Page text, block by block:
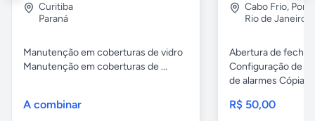
Curitiba
Paraná
Manutenção em coberturas de vidro
Manutenção em coberturas de ...
A combinar
Cabo Frio,
Rio de Janeiro
Abertura de
Configuração de
de alarmes
R$ 50,00